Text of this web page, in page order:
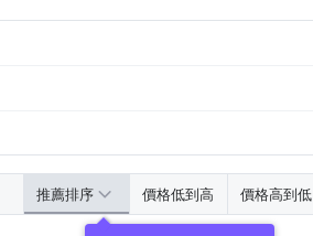
推薦排序 價格低到高 價格高到低